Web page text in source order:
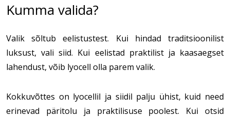
Kumma valida?
Valik sõltub eelistustest. Kui hindad traditsioonilist
luksust, vali siid. Kui eelistad praktilist ja kaasaegset
lahendust, võib lyocell olla parem valik.
Kokkuvõttes on lyocellil ja siidil palju ühist, kuid need
erinevad päritolu ja praktilisuse poolest. Kui otsid